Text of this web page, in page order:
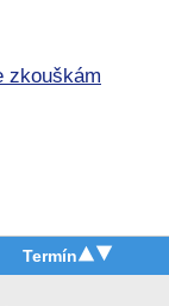
zkouškám
Termín